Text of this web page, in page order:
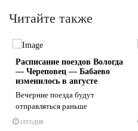
Читайте также
Расписание поездов Вологда
— Череповец — Бабаево
изменилось в августе
Вечерние поезда будут
отправляться раньше
сегодня